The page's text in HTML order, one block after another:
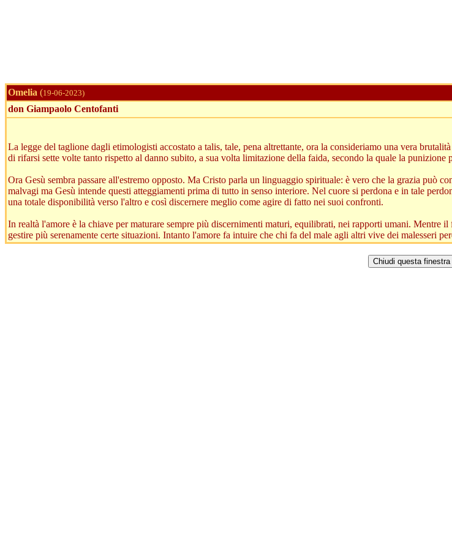
Omelia (19-06-2023)
don Giampaolo Centofanti
La legge del taglione dagli etimologisti accostato a talis, tale, pena altrettante, ora la consideriamo una vera
di rifarsi sette volte tanto rispetto al danno subito, a sua volta limitazione della faida, secondo la quale la
Ora Gesù sembra passare all'estremo opposto. Ma Cristo parla un linguaggio spirituale: è vero che la grazia può
malvagi ma Gesù intende questi atteggiamenti prima di tutto in senso interiore. Nel cuore si perdona e in tale
una totale disponibilità verso l'altro e così discernere meglio come agire di fatto nei suoi confronti.
In realtà l'amore è la chiave per maturare sempre più discernimenti maturi, equilibrati, nei rapporti umani. Mentre
gestire più serenamente certe situazioni. Intanto l'amore fa intuire che chi fa del male agli altri vive dei malesseri